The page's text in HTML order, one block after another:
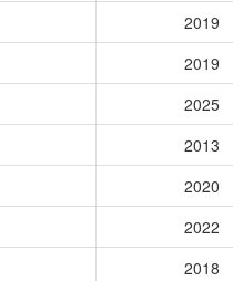
2019
2019
2025
2013
2020
2022
2018